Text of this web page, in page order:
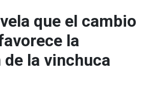
que el cambio
la
la vinchuca